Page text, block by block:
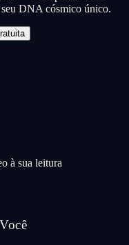
DNA cósmico único.
à sua leitura